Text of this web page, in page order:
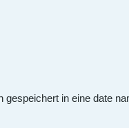
in eine date